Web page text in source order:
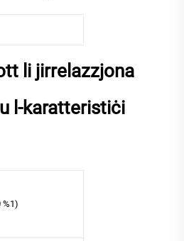
li jirrelazzjona
l-karatteristiċi
%1)